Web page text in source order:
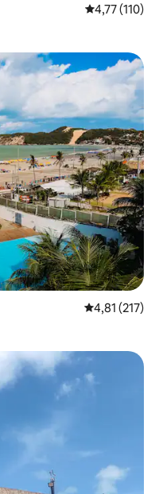
Gemiddelde
4,77 (110)
Gemiddelde
4,81 (217)